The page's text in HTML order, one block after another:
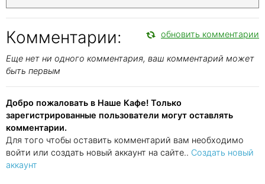
Комментарии: обновить комментарии
Еще нет ни одного комментария, ваш комментарий может
быть первым
Добро пожаловать в Наше Кафе! Только
зарегистрированные пользователи могут оставлять
комментарии.
Для того чтобы оставить комментарий вам необходимо
войти или создать новый аккаунт на сайте.. Создать новый
аккаунт